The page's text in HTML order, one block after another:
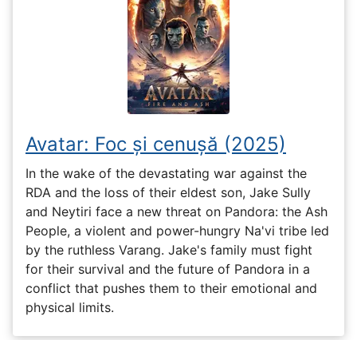
Avatar: Foc și cenușă (2025)
In the wake of the devastating war against the
RDA and the loss of their eldest son, Jake Sully
and Neytiri face a new threat on Pandora: the Ash
People, a violent and power-hungry Na'vi tribe led
by the ruthless Varang. Jake's family must fight
for their survival and the future of Pandora in a
conflict that pushes them to their emotional and
physical limits.